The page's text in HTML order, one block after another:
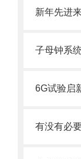
子母钟系
有没有必